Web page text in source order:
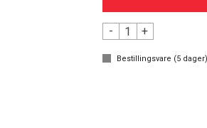
- +
Bestillingsvare (5dager)